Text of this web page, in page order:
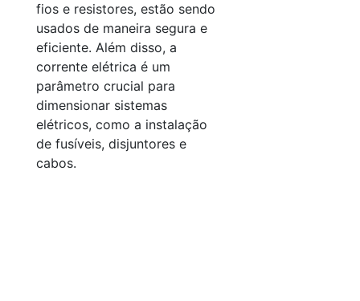
fios e resistores, estão sendo
usados de maneira segura e
eficiente. Além disso, a
corrente elétrica é um
parâmetro crucial para
dimensionar sistemas
elétricos, como a instalação
de fusíveis, disjuntores e
cabos.